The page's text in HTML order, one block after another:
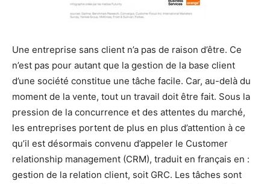
Une entreprise sans client n’a pas de raison d’être. Ce
n’est pas pour autant que la gestion de la base client
d’une société constitue une tâche facile. Car, au-delà du
moment de la vente, tout un travail doit être fait. Sous la
pression de la concurrence et des attentes du marché,
les entreprises portent de plus en plus d’attention à ce
qu’il est désormais convenu d’appeler le Customer
relationship management (CRM), traduit en français en :
gestion de la relation client, soit GRC. Les tâches sont